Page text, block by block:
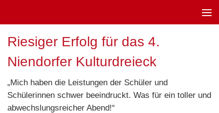
Riesiger Erfolg für das 4.
Niendorfer Kulturdreieck
„Mich haben die Leistungen der Schüler und
Schülerinnen schwer beeindruckt. Was für ein toller und
abwechslungsreicher Abend!“